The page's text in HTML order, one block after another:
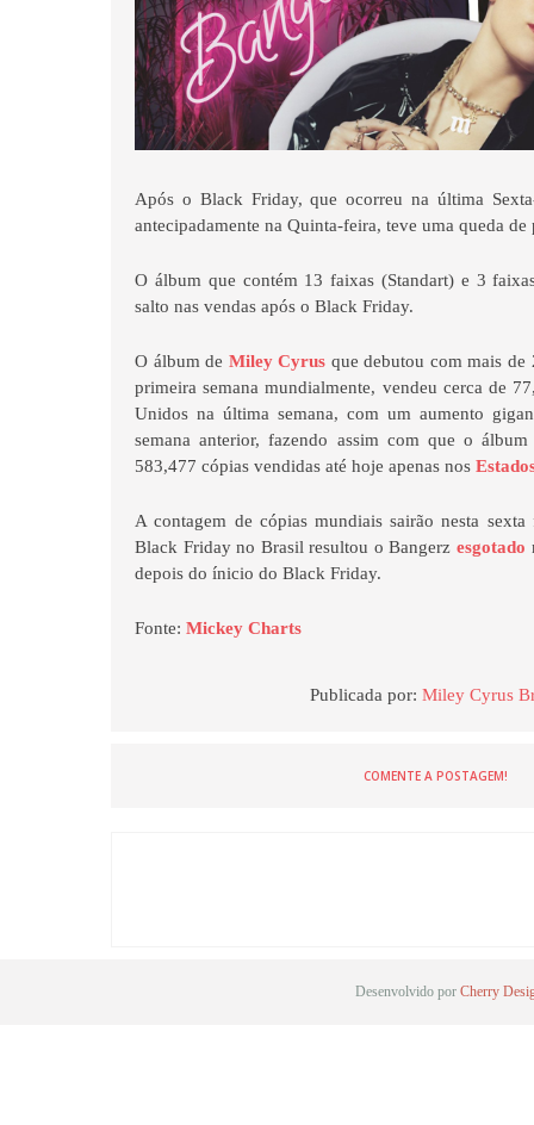
Após o Black Friday, que ocorreu na última
antecipadamente na Quinta-feira, teve uma queda de
O álbum que contém 13 faixas (Standart) e 3
salto nas vendas após o Black Friday.
O álbum de Miley Cyrus que debutou com mais
primeira semana mundialmente, vendeu cerca de
Unidos na última semana, com um aumento
semana anterior, fazendo assim com que o
583,477 cópias vendidas até hoje apenas nos
A contagem de cópias mundiais sairão nesta
Black Friday no Brasil resultou o Bangerz esgotado
depois do ínicio do Black Friday.
Fonte:Mickey Charts
Publicada por:Miley Cyrus
COMENTE A POSTAGEM!
Desenvolvido por Cherry